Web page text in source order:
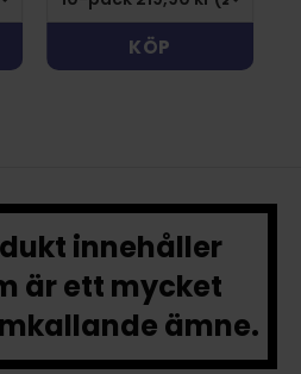
KÖP
innehåller
är ett mycket
ämne.